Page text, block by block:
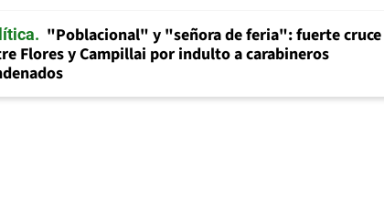
"Poblacional" y "señora de feria": fuerte cruce
Flores y Campillai por indulto a carabineros